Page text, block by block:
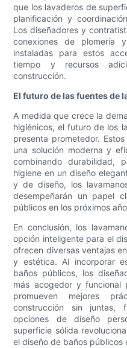
que los lavaderos de
planificación y
Los diseñadores y
conexiones de plomería
instaladas para estos
tiempo y recursos
construcción.
El futuro de las fuentes de
A medida que crece la
higiénicos, el futuro de los
presenta prometedor.
una solución moderna y
combinando durabilidad,
higiene en un diseño
y de diseño, los
desempeñarán un papel
públicos en los próximos
En conclusión, los
opción inteligente para el
ofrecen diversas ventajas
y estética. Al incorporar
baños públicos, los
más acogedor y
promueven mejores
construcción sin juntas,
opciones de diseño
superficie sólida
el diseño de baños públicos